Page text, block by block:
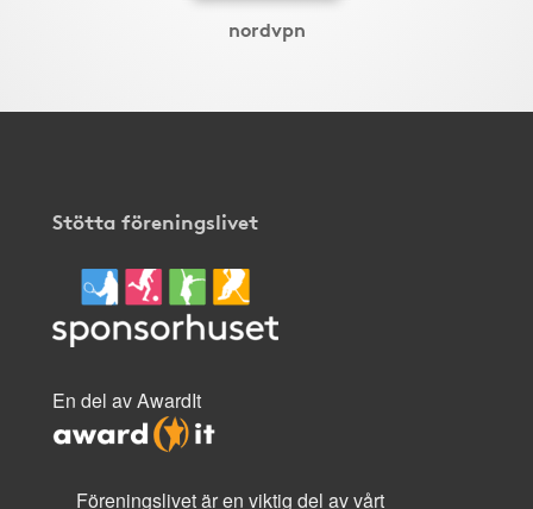
nordvpn
Stötta föreningslivet
En del av AwardIt
Föreningslivet är en viktig del av vårt